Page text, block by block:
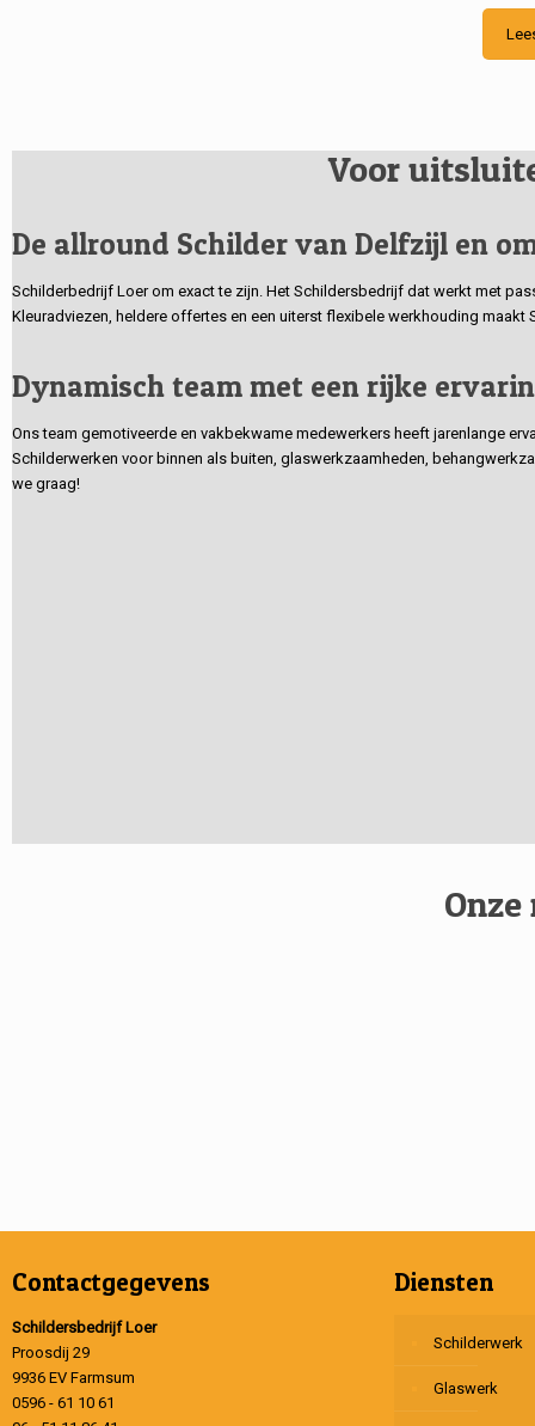
Voor
De allround Schilder van Delfzijl en
Schilderbedrijf Loer om exact te zijn. Het Schildersbedrijf dat werkt met
Kleuradviezen, heldere offertes en een uiterst flexibele werkhouding
Dynamisch team met een rijke
Ons team gemotiveerde en vakbekwame medewerkers heeft jarenlange
Schilderwerken voor binnen als buiten, glaswerkzaamheden,
we graag!
Contactgegevens
Schildersbedrijf Loer
Proosdij 29
9936 EV Farmsum
0596 - 61 10 61
Diensten
Schilderwerk
Glaswerk